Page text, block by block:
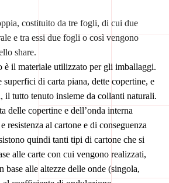
costituito da tre fogli, di cui due
e tra essi due fogli o così vengono
share.
è il materiale utilizzato per gli imballaggi.
superfici di carta piana, dette copertine, e
il tutto tenuto insieme da collanti naturali.
delle copertine e dell’onda interna
resistenza al cartone e di conseguenza
quindi tanti tipi di cartone che si
alle carte con cui vengono realizzati,
base alle altezze delle onde (singola,